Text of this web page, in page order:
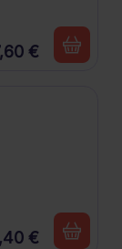
€
€